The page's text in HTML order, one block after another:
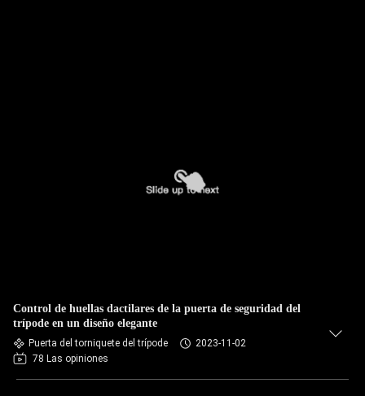
Control de huellas dactilares de la puerta de seguridad del
trípode en un diseño elegante
Puerta del torniquete del trípode
2023-11-02
78 Las opiniones